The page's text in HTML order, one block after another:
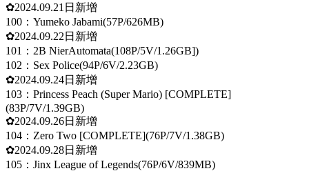
✿2024.09.21日新增
100：Yumeko Jabami(57P/626MB)
✿2024.09.22日新增
101：2B NierAutomata(108P/5V/1.26GB])
102：Sex Police(94P/6V/2.23GB)
✿2024.09.24日新增
103：Princess Peach (Super Mario) [COMPLETE]
(83P/7V/1.39GB)
✿2024.09.26日新增
104：Zero Two [COMPLETE](76P/7V/1.38GB)
✿2024.09.28日新增
105：Jinx League of Legends(76P/6V/839MB)